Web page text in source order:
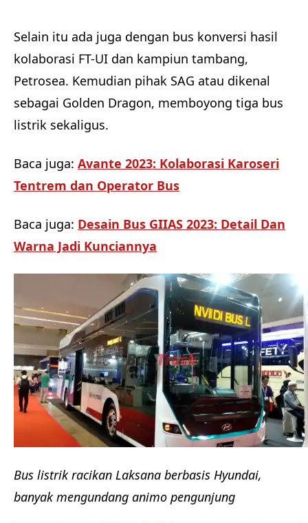
Selain itu ada juga dengan bus konversi hasil
kolaborasi FT-UI dan kampiun tambang,
Petrosea. Kemudian pihak SAG atau dikenal
sebagai Golden Dragon, memboyong tiga bus
listrik sekaligus.
Baca juga: Avante 2023: Kolaborasi Karoseri
Tentrem dan Operator Bus
Baca juga: Desain Bus GIIAS 2023: Detail Dan
Warna Jadi Kunciannya
Bus listrik racikan Laksana berbasis Hyundai,
banyak mengundang animo pengunjung